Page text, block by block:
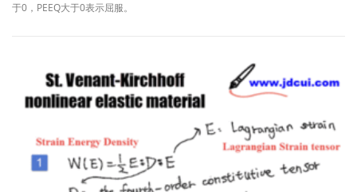
于0，PEEQ大于0表示屈服。